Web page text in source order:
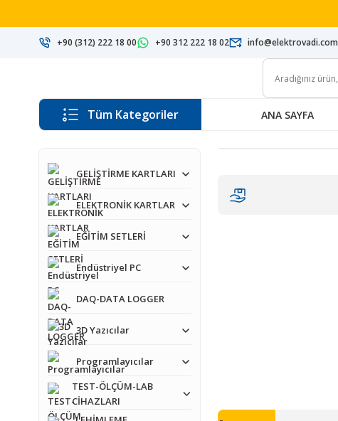
+90 (312) 222 18 00 +90 312 222 18 02 info@elektrovadi.com
Tüm Kategoriler ANA SAYFA
GELİŞTİRME KARTLARI
ELEKTRONİK KARTLAR
EĞİTİM SETLERİ
Endüstriyel PC
DAQ-DATA LOGGER
3D Yazıcılar
Programlayıcılar
TEST-ÖLÇÜM-LAB
CİHAZLARI